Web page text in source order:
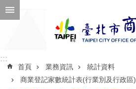
跳到主要內容區塊
::::::
首頁 業務資訊
統計資料
商業登記家數統計表(行業別及行政區)